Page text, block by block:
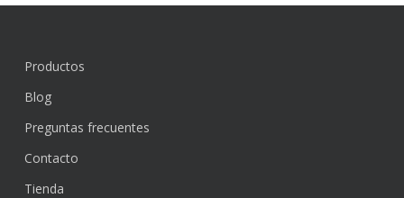
Productos
Blog
Preguntas frecuentes
Contacto
Tienda